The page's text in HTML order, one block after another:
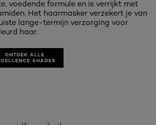
voedende formule en is verrijkt met
Het haarmasker verzekert je van
lange-termijn verzorging voor
haar.
ONTDEK ALLE
SHADES